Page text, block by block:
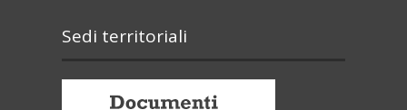
Sedi territoriali